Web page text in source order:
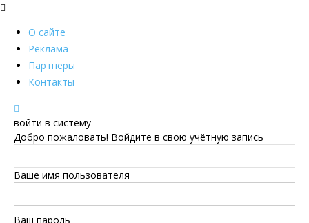
О сайте
Реклама
Партнеры
Контакты
войти в систему
Добро пожаловать! Войдите в свою учётную запись
Ваше имя пользователя
Ваш пароль